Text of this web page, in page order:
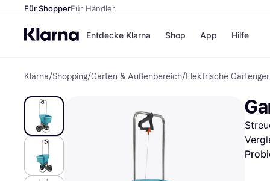
Für ShopperFür Händler
Entdecke Klarna
Zahlungsmethoden
Bezahle in 3
Bezahle in bis zu 30
Shop
Shops
H&M
Temu
App Hilfe
Klarna/Shopping/Garten & Außenbereich/Elektrische